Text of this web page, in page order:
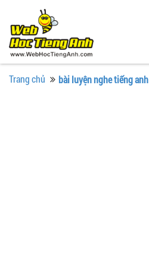
Trang chủ bài luyện nghe tiếng anh